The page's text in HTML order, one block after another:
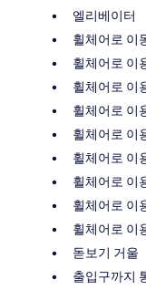
엘리베이터
휠체어로 이
휠체어로 이
휠체어로 이
휠체어로 이
휠체어로 이
휠체어로 이
휠체어로 이
휠체어로 이
휠체어로 이
돋보기 거울
출입구까지